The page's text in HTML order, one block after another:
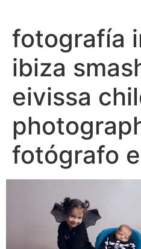
contenido
fotografía
ibiza
eivissa
fotógrafo